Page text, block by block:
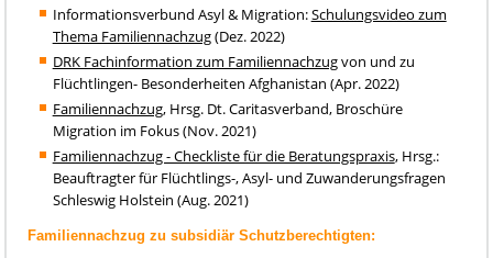
Informationsverbund Asyl & Migration:Schulungsvideo zum
Thema Familiennachzug(Dez. 2022)
DRK Fachinformation zum Familiennachzugvon und zu
Flüchtlingen- Besonderheiten Afghanistan (Apr. 2022)
Familiennachzug, Hrsg. Dt. Caritasverband, Broschüre
Migration im Fokus (Nov. 2021)
Familiennachzug - Checkliste für die Beratungspraxis, Hrsg.:
Beauftragter für Flüchtlings-, Asyl- und Zuwanderungsfragen
Schleswig Holstein (Aug. 2021)
Familiennachzug zu subsidiär Schutzberechtigten: